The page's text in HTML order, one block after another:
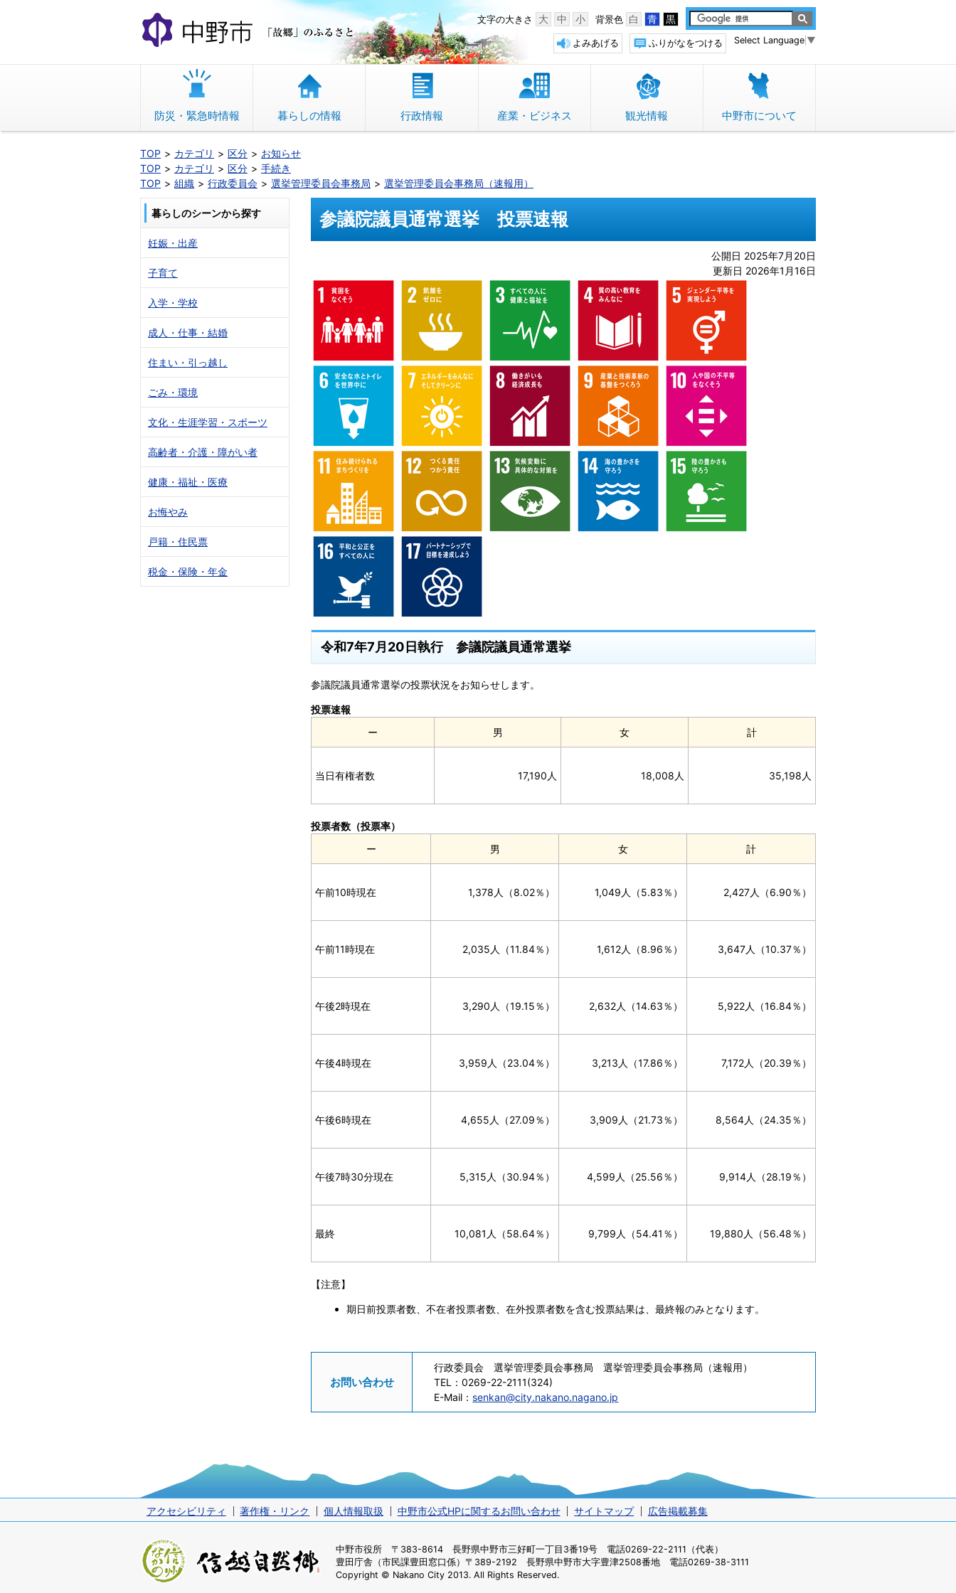
文
へ
動
中野市 「故郷」のふるさと 背景色 白 青 黒
文字の大きさ 大 中 小
Select Language ▼
ふりがなをつける
よみあげる
防災・緊急時情報 暮らしの情報 行政情報 産業・ビジネス 観光情報 中野市について
TOP カテゴリ 区分
お知らせ
TOP
カテゴリ 区分
手続き
TOP
組織 行政委員会 選挙管理委員会事務局 選挙管理委員会事務局（速報用）
参議院議員通常選挙 投票速報
公開日 2025年7月20日
更新日 2026年1月16日
令和7年7月20日執行 参議院議員通常選挙
参議院議員通常選挙の投票状況をお知らせします。
投票速報
ー
男 女 計
当日有権者数 17,190人 18,008人 35,198人
投票者数（投票率）
ー
男 女 計
午前10時現在 1,378人（8.02％） 1,049人（5.83％） 2,427人（6.90％）
午前11時現在 2,035人（11.84％） 1,612人（8.96％） 3,647人（10.37％）
午後2時現在 3,290人（19.15％） 2,632人（14.63％） 5,922人（16.84％）
午後4時現在 3,959人（23.04％） 3,213人（17.86％） 7,172人（20.39％）
午後6時現在 4,655人（27.09％） 3,909人（21.73％） 8,564人（24.35％）
午後7時30分現在 5,315人（30.94％） 4,599人（25.56％） 9,914人（28.19％）
最終 10,081人（58.64％） 9,799人（54.41％） 19,880人（56.48％）
【注意】
期日前投票者数、不在者投票者数、在外投票者数を含む投票結果は、最終報のみとなります。
お問い合わせ
行政委員会 選挙管理委員会事務局 選挙管理委員会事務局（速報用）
TEL：0269-22-2111(324)
E-Mail：senkan@city.nakano.nagano.jp
暮らしのシーンから探す
妊娠・出産
子育て
入学・学校
成人・仕事・結婚
住まい・引っ越し
ごみ・環境
文化・生涯学習・スポーツ
高齢者・介護・障がい者
健康・福祉・医療
お悔やみ
戸籍・住民票
税金・保険・年金
アクセシビリティ 著作権・リンク 個人情報取扱 中野市公式HPに関するお問い合わせ サイトマップ 広告掲載募集
中野市役所 〒383-8614 長野県中野市三好町一丁目3番19号 電話0269-22-2111（代表）
豊田庁舎（市民課豊田窓口係） 〒389-2192 長野県中野市大字豊津2508番地 電話0269-38-3111
Copyright © Nakano City 2013. All Rights Reserved.